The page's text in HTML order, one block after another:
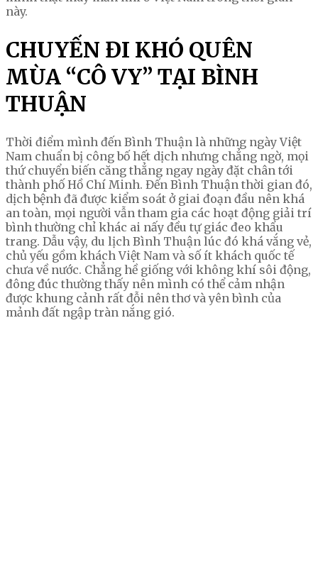
này.
CHUYẾN ĐI KHÓ QUÊN
MÙA “CÔ VY” TẠI BÌNH
THUẬN
Thời điểm mình đến Bình Thuận là những ngày Việt
Nam chuẩn bị công bố hết dịch nhưng chẳng ngờ, mọi
thứ chuyển biến căng thẳng ngay ngày đặt chân tới
thành phố Hồ Chí Minh. Đến Bình Thuận thời gian đó,
dịch bệnh đã được kiểm soát ở giai đoạn đầu nên khá
an toàn, mọi người vẫn tham gia các hoạt động giải trí
bình thường chỉ khác ai nấy đều tự giác đeo khẩu
trang. Dẫu vậy, du lịch Bình Thuận lúc đó khá vắng vẻ,
chủ yếu gồm khách Việt Nam và số ít khách quốc tế
chưa về nước. Chẳng hề giống với không khí sôi động,
đông đúc thường thấy nên mình có thể cảm nhận
được khung cảnh rất đỗi nên thơ và yên bình của
mảnh đất ngập tràn nắng gió.